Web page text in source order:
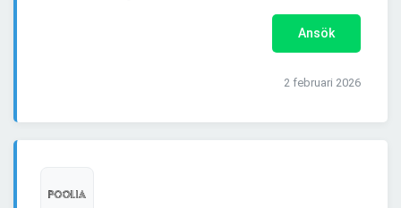
Ansök
2 februari 2026